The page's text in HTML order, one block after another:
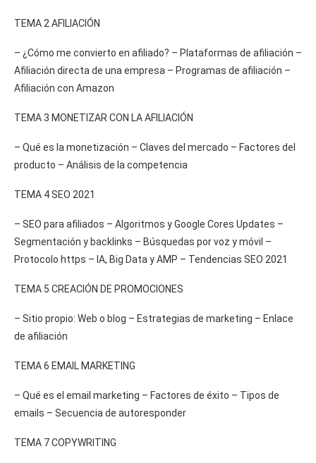
TEMA 2 AFILIACIÓN
– ¿Cómo me convierto en afiliado? – Plataformas de afiliación –
Afiliación directa de una empresa – Programas de afiliación –
Afiliación con Amazon
TEMA 3 MONETIZAR CON LA AFILIACIÓN
– Qué es la monetización – Claves del mercado – Factores del
producto – Análisis de la competencia
TEMA 4 SEO 2021
– SEO para afiliados – Algoritmos y Google Cores Updates –
Segmentación y backlinks – Búsquedas por voz y móvil –
Protocolo https – IA, Big Data y AMP – Tendencias SEO 2021
TEMA 5 CREACIÓN DE PROMOCIONES
– Sitio propio: Web o blog – Estrategias de marketing – Enlace
de afiliación
TEMA 6 EMAIL MARKETING
– Qué es el email marketing – Factores de éxito – Tipos de
emails – Secuencia de autoresponder
TEMA 7 COPYWRITING